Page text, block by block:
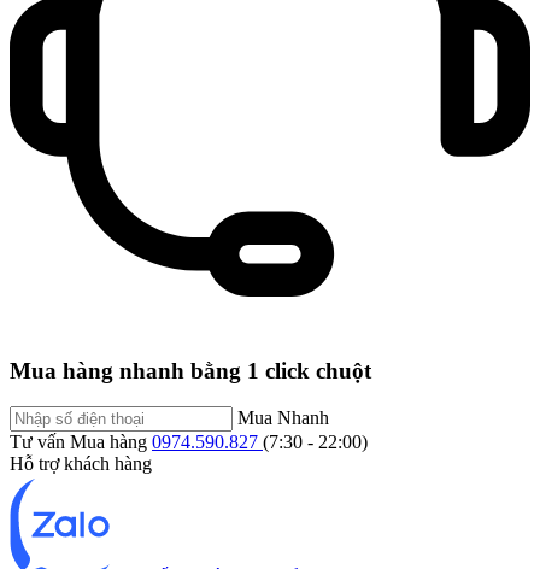
Mua hàng nhanh bằng 1 click chuột
Mua Nhanh
Tư vấn Mua hàng 0974.590.827 (7:30 - 22:00)
Hỗ trợ khách hàng